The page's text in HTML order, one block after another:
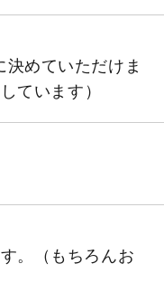
めていただけま
ています）
。（もちろんお